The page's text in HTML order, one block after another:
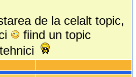
de la celalt topic,
fiind un topic